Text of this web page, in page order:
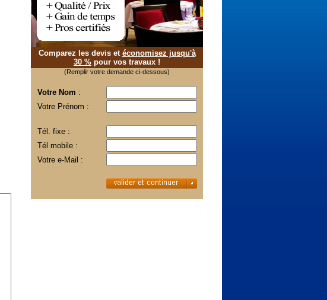
Comparez les devis et économisez jusqu'à
30 % pour vos travaux !
(Remplir votre demande ci-dessous)
Votre Nom :
Votre Prénom :
Tél. fixe :
Tél mobile :
Votre e-Mail :